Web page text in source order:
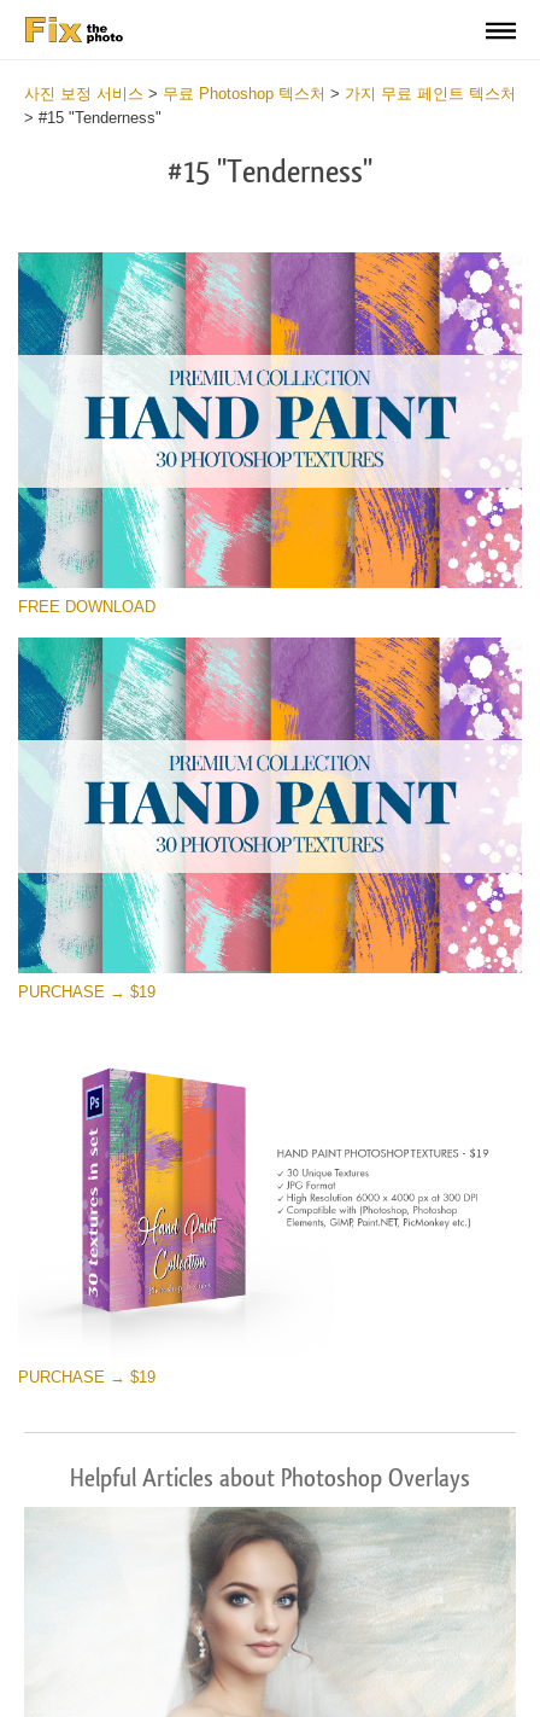
사진 보정 서비스 > 무료 Photoshop 텍스처 > 가지 무료 페인트 텍스처
> #15 "Tenderness"
#15 "Tenderness"
선택 해주세요
Hand Painted
(30 Textures)
Large 6000*4000px
Entire Collection
(1783 Overlays)
Large 6000*4000px
무료 다운로드
FREE DOWNLOAD
PURCHASE → $19
PURCHASE → $19
Helpful Articles about Photoshop Overlays